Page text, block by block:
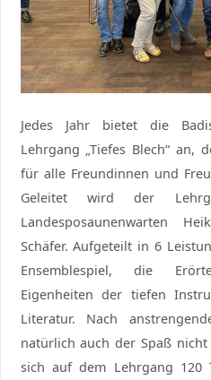
Jedes Jahr bietet die
Lehrgang „Tiefes Blech“ an,
für alle Freundinnen und
Geleitet wird der
Landesposaunenwarten
Schäfer. Aufgeteilt in 6
Ensemblespiel, die
Eigenheiten der tiefen
Literatur. Nach
natürlich auch der Spaß
sich auf dem Lehrgang 120